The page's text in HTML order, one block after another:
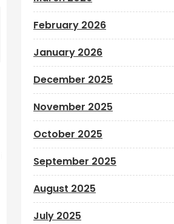
February 2026
January 2026
December 2025
November 2025
October 2025
September 2025
August 2025
July 2025